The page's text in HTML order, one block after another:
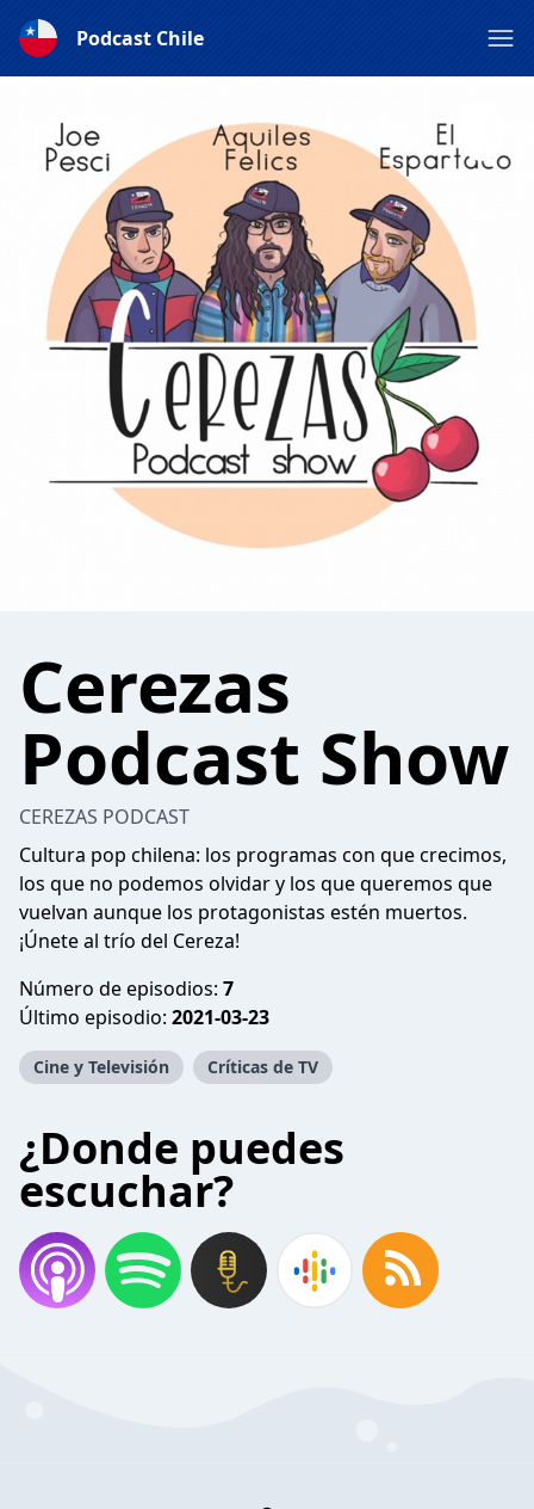
Podcast Chile
Cerezas
Podcast Show
CEREZAS PODCAST
Cultura pop chilena: los programas con que crecimos,
los que no podemos olvidar y los que queremos que
vuelvan aunque los protagonistas estén muertos.
¡Únete al trío del Cereza!
Número de episodios: 7
Último episodio: 2021-03-23
Cine y Televisión Críticas de TV
¿Donde puedes
escuchar?